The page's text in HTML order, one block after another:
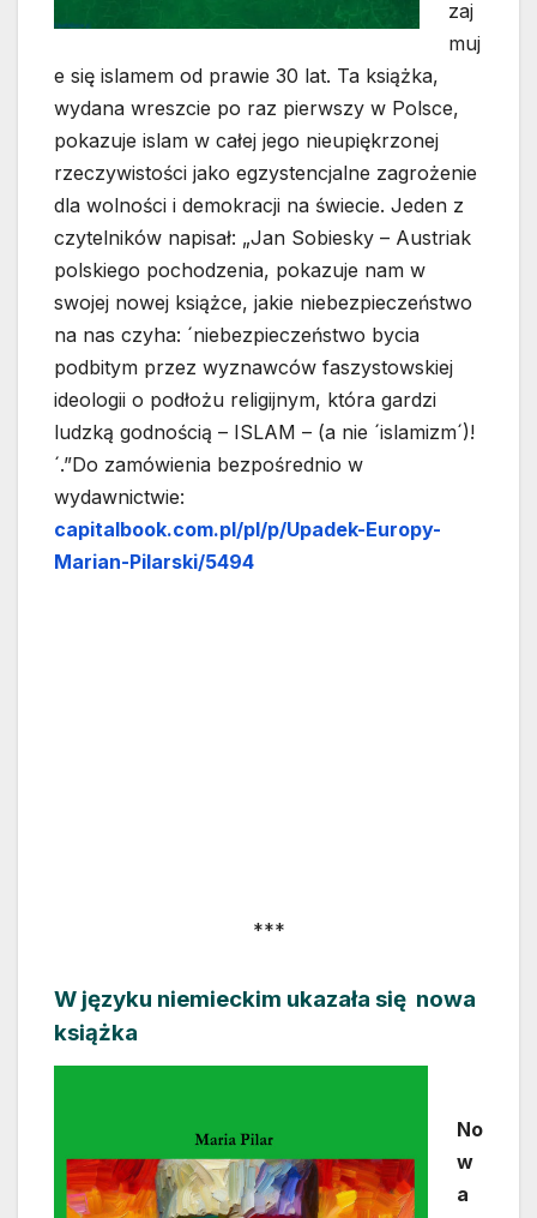
zaj
muj
e się islamem od prawie 30 lat. Ta książka,
wydana wreszcie po raz pierwszy w Polsce,
pokazuje islam w całej jego nieupiękrzonej
rzeczywistości jako egzystencjalne zagrożenie
dla wolności i demokracji na świecie. Jeden z
czytelników napisał: „Jan Sobiesky – Austriak
polskiego pochodzenia, pokazuje nam w
swojej nowej książce, jakie niebezpieczeństwo
na nas czyha: ´niebezpieczeństwo bycia
podbitym przez wyznawców faszystowskiej
ideologii o podłożu religijnym, która gardzi
ludzką godnością – ISLAM – (a nie ´islamizm´)!
´.”Do zamówienia bezpośrednio w
wydawnictwie:
capitalbook.com.pl/pl/p/Upadek-Europy-
Marian-Pilarski/5494
***
W języku niemieckim ukazała się nowa
książka
No
w
a